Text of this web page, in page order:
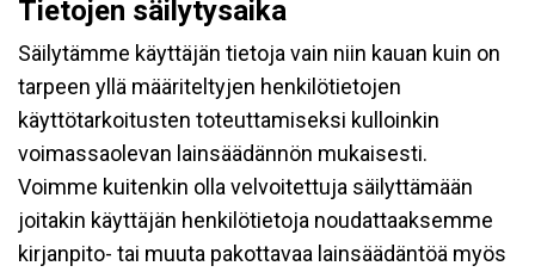
Tietojen säilytysaika
Säilytämme käyttäjän tietoja vain niin kauan kuin on
tarpeen yllä määriteltyjen henkilötietojen
käyttötarkoitusten toteuttamiseksi kulloinkin
voimassaolevan lainsäädännön mukaisesti.
Voimme kuitenkin olla velvoitettuja säilyttämään
joitakin käyttäjän henkilötietoja noudattaaksemme
kirjanpito- tai muuta pakottavaa lainsäädäntöä myös